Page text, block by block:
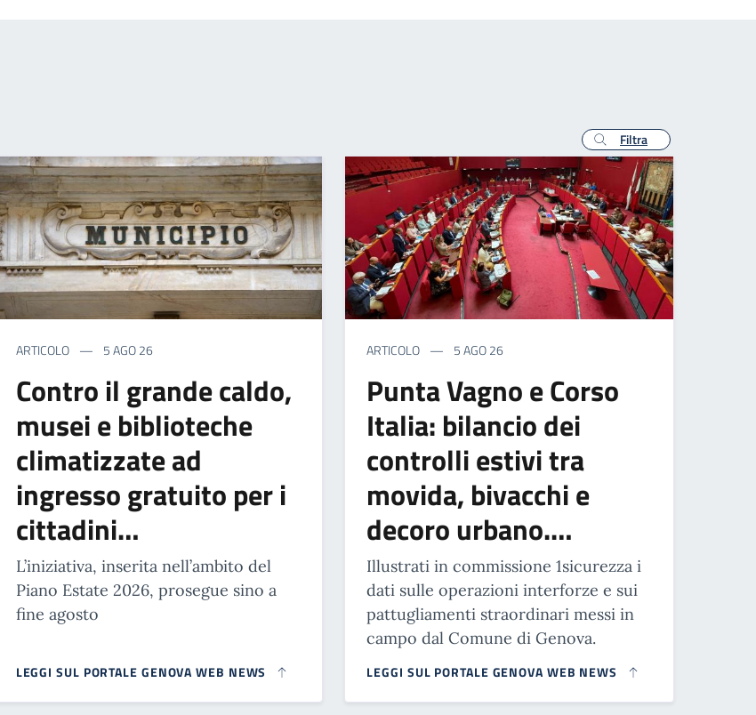
Filtra
ARTICOLO 5 AGO 26
Contro il grande caldo,
musei e biblioteche
climatizzate ad
ingresso gratuito per i
cittadini…
L’iniziativa, inserita nell’ambito del
Piano Estate 2026, prosegue sino a
fine agosto
LEGGI SUL PORTALE GENOVA WEB NEWS
ARTICOLO 5 AGO 26
Punta Vagno e Corso
Italia: bilancio dei
controlli estivi tra
movida, bivacchi e
decoro urbano.…
Illustrati in commissione 1sicurezza i
dati sulle operazioni interforze e sui
pattugliamenti straordinari messi in
campo dal Comune di Genova.
LEGGI SUL PORTALE GENOVA WEB NEWS